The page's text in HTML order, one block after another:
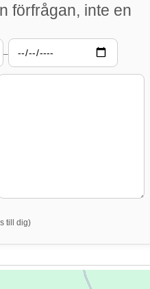
förfrågan, inte en
–
till dig)